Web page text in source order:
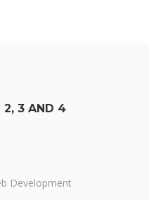
2, 3 AND 4
Development